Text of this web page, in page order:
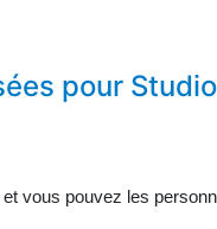
pour
vous pouvez les